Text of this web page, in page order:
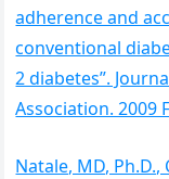
adherence and
conventional
2 diabetes”.
Association. 2009
Natale, MD,